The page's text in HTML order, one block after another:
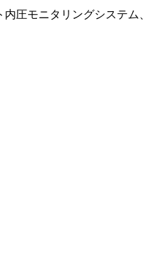
圧モニタリングシステ